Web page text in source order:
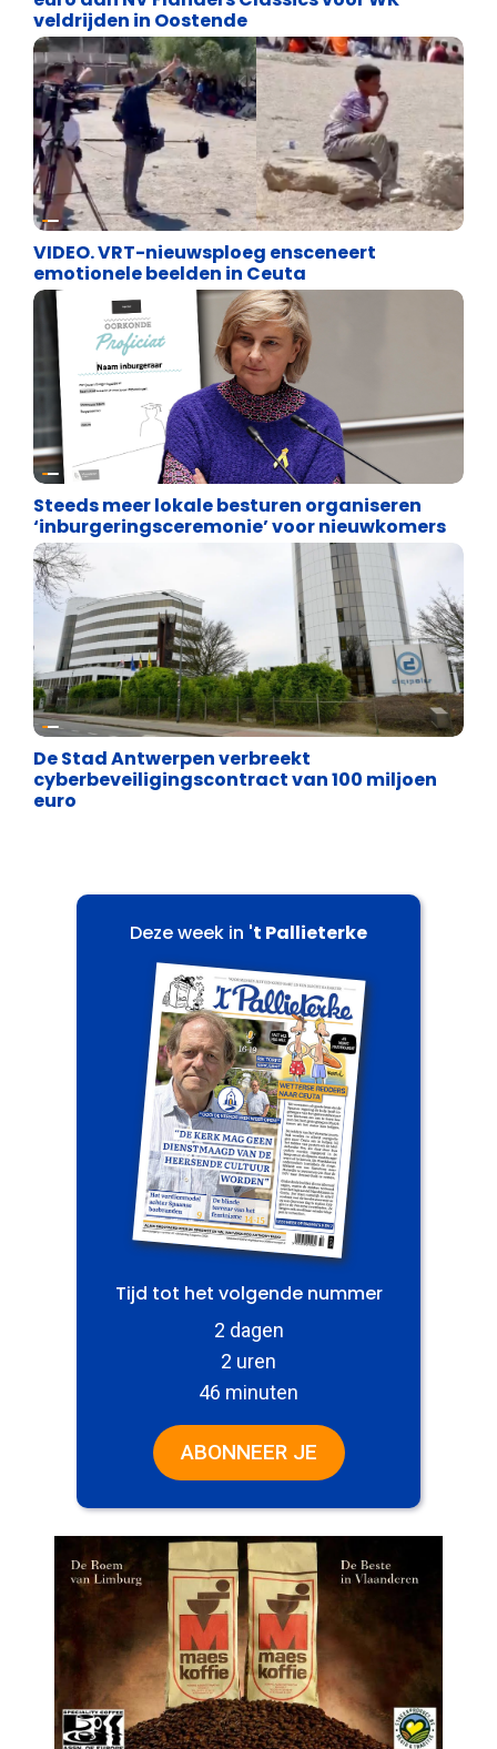
veldrijden in Oostende
Cultuuroorlog
VIDEO. VRT-nieuwsploeg ensceneert
emotionele beelden in Ceuta
Binnenland politiek
Steeds meer lokale besturen organiseren
‘inburgeringsceremonie’ voor nieuwkomers
Binnenland politiek
De Stad Antwerpen verbreekt
cyberbeveiligingscontract van 100 miljoen
euro
Deze week in 't Pallieterke
Tijd tot het volgende nummer
2 dagen
2 uren
46 minuten
ABONNEER JE